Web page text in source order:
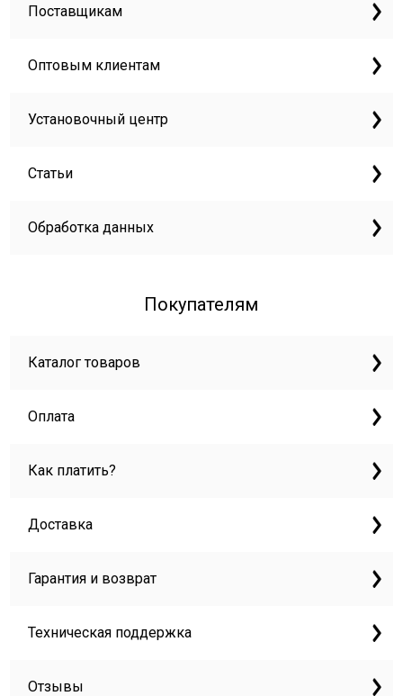
Поставщикам
Оптовым клиентам
Установочный центр
Статьи
Обработка данных
Покупателям
Каталог товаров
Оплата
Как платить?
Доставка
Гарантия и возврат
Техническая поддержка
Отзывы